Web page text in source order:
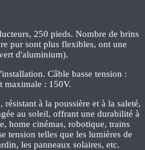
250 pieds. Nombre de brins
pur sont plus flexibles, ont une
d'aluminium).
Câble basse tension :
maximale : 150V.
à la poussière et à la saleté,
au soleil, offrant une durabilité à
home cinémas, robotique, trains
tension telles que les lumières de
les panneaux solaires, etc.